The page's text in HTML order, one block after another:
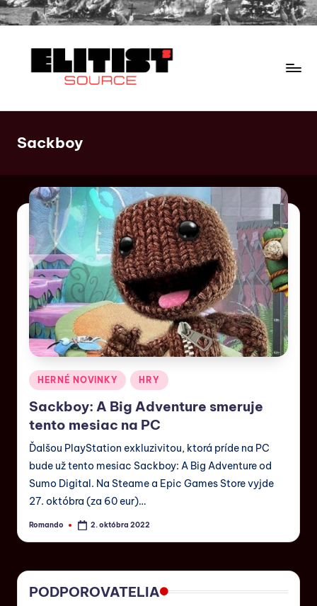
Sackboy
HERNÉ NOVINKY HRY
Sackboy: A Big Adventure smeruje
tento mesiac na PC
Ďalšou PlayStation exkluzivitou, ktorá príde na PC
bude už tento mesiac Sackboy: A Big Adventure od
Sumo Digital. Na Steame a Epic Games Store vyjde
27. októbra (za 60 eur)…
Romando 2. októbra 2022
PODPOROVATELIA